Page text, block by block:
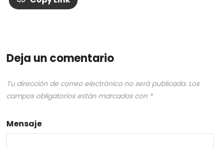
Deja un comentario
Tu dirección de correo electrónico no será publicada. Los
campos obligatorios están marcados con *
Mensaje